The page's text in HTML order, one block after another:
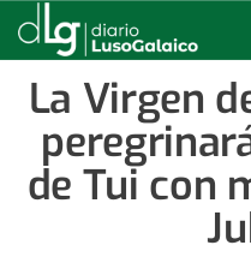
La Virgen
de Tui con